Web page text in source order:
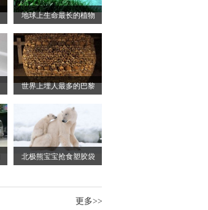
地球上生命最长的植物
世界上埋人最多的巴黎
北极熊宝宝抢食塑胶袋
更多>>